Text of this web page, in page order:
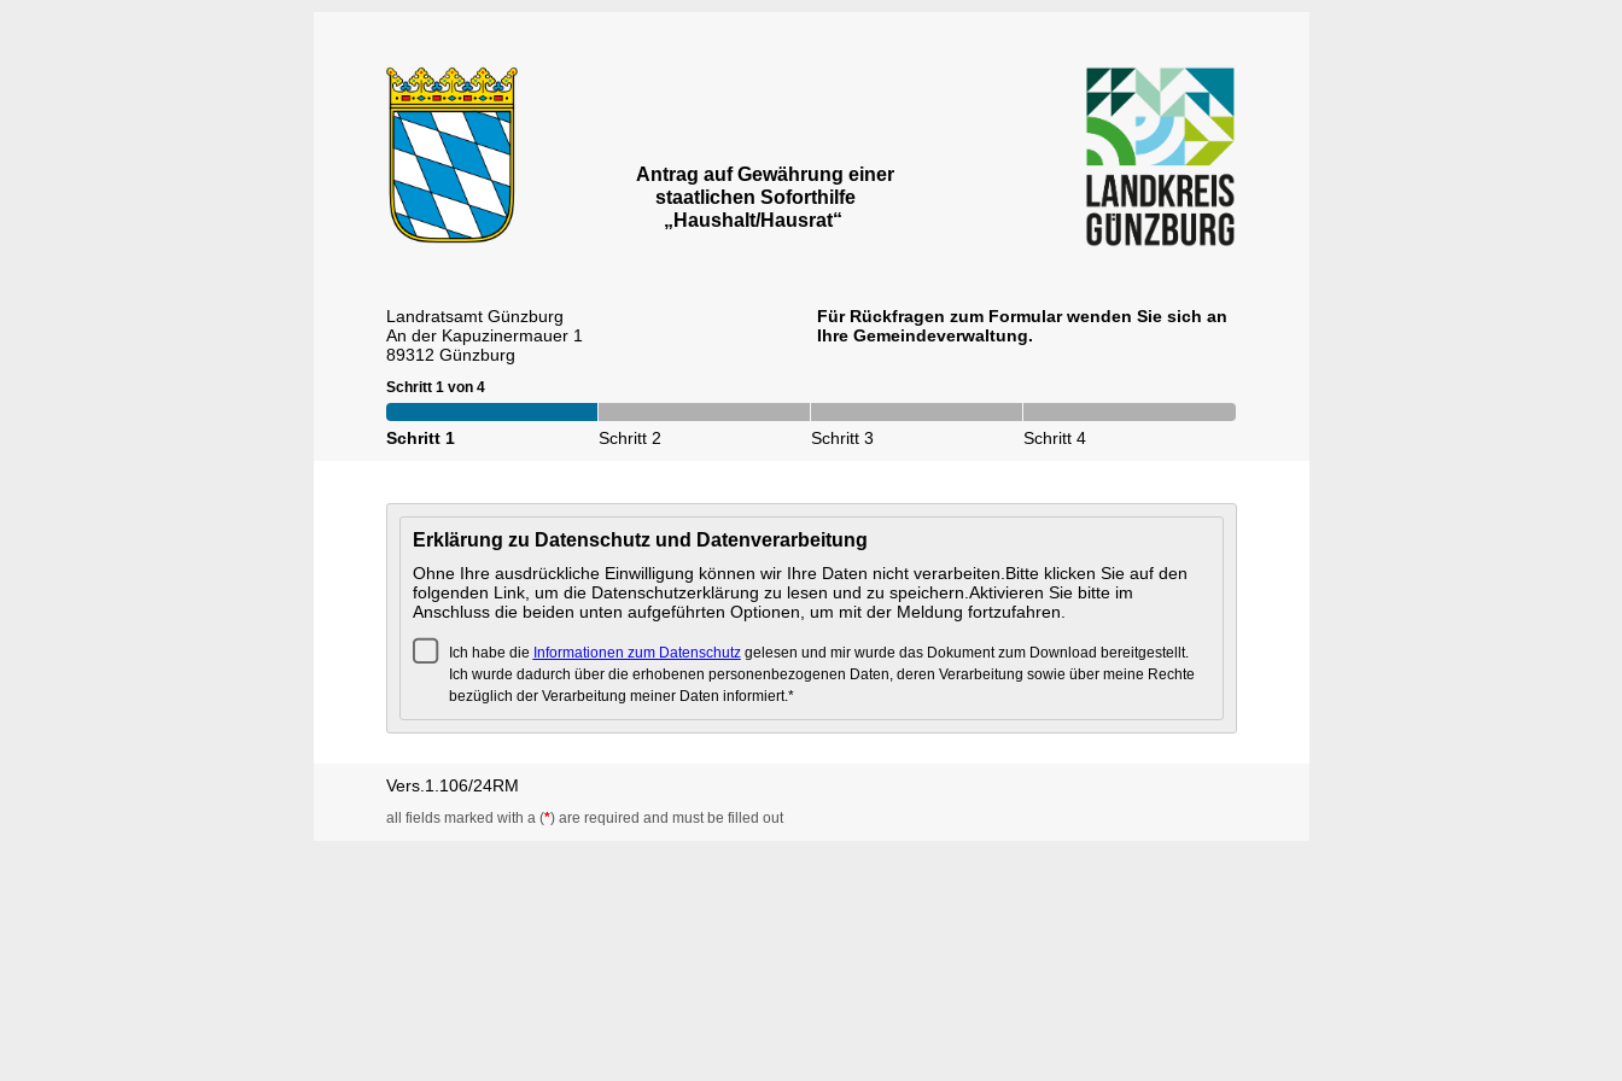
Antrag auf Gewährung einer
staatlichen Soforthilfe
„Haushalt/Hausrat“
Landratsamt Günzburg
An der Kapuzinermauer 1
89312 Günzburg
Für Rückfragen zum Formular wenden Sie sich an
Ihre Gemeindeverwaltung.
Schritt 1 von 4
Schritt 1 Schritt 2 Schritt 3 Schritt 4
Erklärung zu Datenschutz und Datenverarbeitung
Ohne Ihre ausdrückliche Einwilligung können wir Ihre Daten nicht verarbeiten.Bitte klicken Sie auf den
folgenden Link, um die Datenschutzerklärung zu lesen und zu speichern.Aktivieren Sie bitte im
Anschluss die beiden unten aufgeführten Optionen, um mit der Meldung fortzufahren.
Ich habe die Informationen zum Datenschutzgelesen und mir wurde das Dokument zum Download bereitgestellt.
Ich wurde dadurch über die erhobenen personenbezogenen Daten, deren Verarbeitung sowie über meine Rechte
bezüglich der Verarbeitung meiner Daten informiert.*
Vers.1.106/24RM
all fields marked with a (*) are required and must be filled out